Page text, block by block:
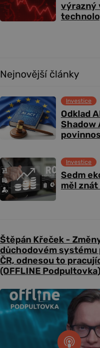
výrazný
Nejnovější články
Odklad
Shadow
Investice
Sedm
měl znát
Investice
Štěpán Křeček -
důchodovém systému
ČR, odnesou to
(OFFLINE Podpultovka)